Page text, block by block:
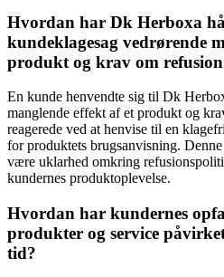
Hvordan har Dk Herboxa
kundeklagesag vedrørende
produkt og krav om
En kunde henvendte sig til Dk
manglende effekt af et produkt og
reagerede ved at henvise til en
for produktets brugsanvisning.
være uklarhed omkring
kundernes produktoplevelse.
Hvordan har kundernes
produkter og service
tid?